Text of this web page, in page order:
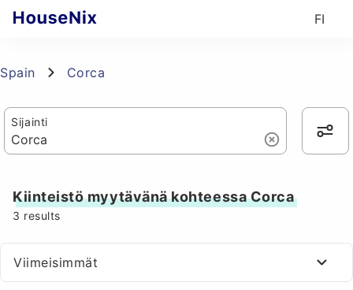
FI
Spain Corca
Sijainti
Kiinteistö myytävänä kohteessa Corca
3 results
Viimeisimmät